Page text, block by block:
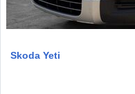
Skoda Yeti